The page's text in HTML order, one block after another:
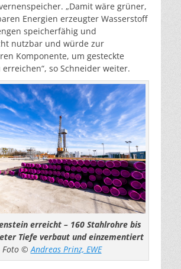
„Damit wäre grüner,
Energien erzeugter Wasserstoff
speicherfähig und
nutzbar und würde zur
Komponente, um gesteckte
so Schneider weiter.
erreicht – 160 Stahlrohre bis
Tiefe verbaut und einzementiert
Foto © Andreas Prinz, EWE